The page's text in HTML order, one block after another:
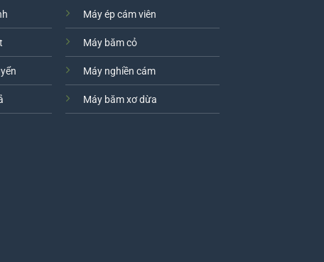
Máy ép cám viên
Máy băm cỏ
Máy nghiền cám
Máy băm xơ dừa